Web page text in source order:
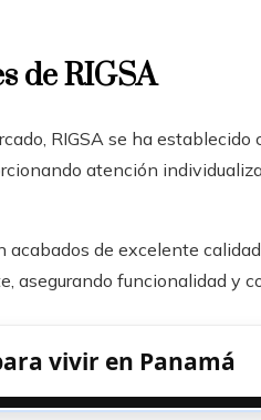
de RIGSA
RIGSA se ha establecido
atención
de excelente
asegurando funcionalidad y
vivir en Panamá